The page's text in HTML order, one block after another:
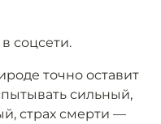
соцсети.
точно оставит
сильный,
страх смерти —